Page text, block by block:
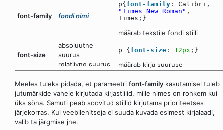
font-family fondi nimi
p{ font-family : Calibri,
"Times New Roman" ,
Times;}
määrab tekstile fondi stiili
font-size
absoluutne
suurus
relatiivne suurus
p { font-size : 12px ;}
määrab kirja suuruse
Meeles tuleks pidada, et parameetri font-family kasutamisel tuleb
jutumärkide vahele kirjutada kirjastiilid, mille nimes on rohkem kui
üks sõna. Samuti peab soovitud stiilid kirjutama prioriteetses
järjekorras. Kui veebilehitseja ei suuda kuvada esimest kirjalaadi,
valib ta järgmise jne.